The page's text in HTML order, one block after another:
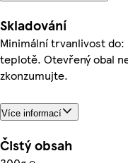
Skladování
Minimální trvanlivost
teplotě. Otevřený obal
zkonzumujte.
Více informací
Čistý obsah